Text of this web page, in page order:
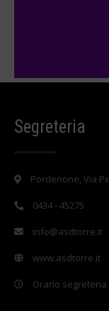
Segreteria
Pordenone, Via
0434 - 45275
info@asdtorre.it
www.asdtorre.it
Orario segreteria